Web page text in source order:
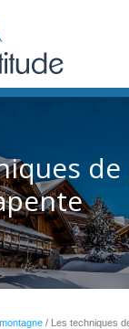
de
/ Les techniques